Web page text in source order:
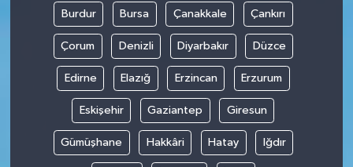
Burdur Bursa Çanakkale Çankırı
Çorum Denizli Diyarbakır Düzce
Edirne Elazığ Erzincan Erzurum
Eskişehir Gaziantep Giresun
Gümüşhane Hakkâri Hatay Iğdır